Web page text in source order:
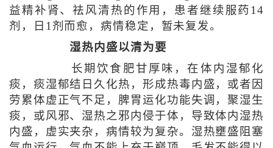
益精补肾、祛风清热的作用，患者继续服药14
剂，日1剂而愈，病情稳定，暂未复发。
湿热内盛以清为要
长期饮食肥甘厚味，在体内湿郁化
痰，痰湿郁结日久化热，形成热毒内盛，或者因
劳累体虚正气不足，脾胃运化功能失调，聚湿生
痰，或风邪、湿热之邪内侵于体，导致体内湿热
内盛，虚实夹杂，病情较为复杂。湿热壅盛阻塞